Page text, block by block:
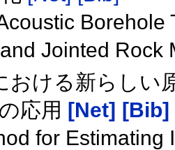
Jointed Rock
おける新らしい
応用 [Net] [Bib]
for